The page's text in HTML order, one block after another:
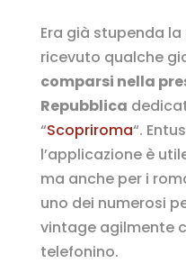
Era già stupenda
ricevuto qualche
comparsi nella
Repubblica
“Scopriroma“.
l’applicazione è
ma anche per i
uno dei numerosi
vintage agilmente
telefonino.